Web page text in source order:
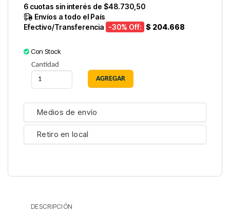
6 cuotas sin interés de $48.730,50
Envíos a todo el País
Efectivo/Transferencia -30% Off: $ 204.668
Con Stock
Cantidad
Medios de envío
Retiro en local
DESCRIPCIÓN